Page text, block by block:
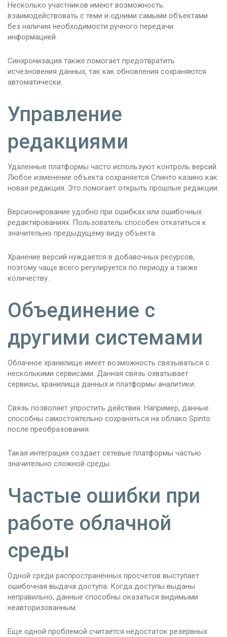
Несколько участников имеют возможность
взаимодействовать с теми и одними самыми объектами
без наличия необходимости ручного передачи
информацией.
Синхронизация также помогает предотвратить
исчезновения данных, так как обновления сохраняются
автоматически.
Управление
редакциями
Удаленные платформы часто используют контроль версий.
Любое изменение объекта сохраняется Спинто казино как
новая редакция. Это помогает открыть прошлые редакции.
Версионирование удобно при ошибках или ошибочных
редактированиях. Пользователь способен откатиться к
значительно предыдущему виду объекта.
Хранение версий нуждается в добавочных ресурсов,
поэтому чаще всего регулируется по периоду а также
количеству.
Объединение с
другими системами
Облачное хранилище имеет возможность связываться с
несколькими сервисами. Данная связь охватывает
сервисы, хранилища данных и платформы аналитики.
Связь позволяет упростить действия. Например, данные
способны самостоятельно сохраняться на облако Spinto
после преобразования.
Такая интеграция создает сетевые платформы частью
значительно сложной среды.
Частые ошибки при
работе облачной
среды
Одной среди распространённых просчетов выступает
ошибочная выдача доступа. Когда доступы выданы
неправильно, данные способны оказаться видимыми
неавторизованным.
Еще одной проблемой считается недостаток резервных